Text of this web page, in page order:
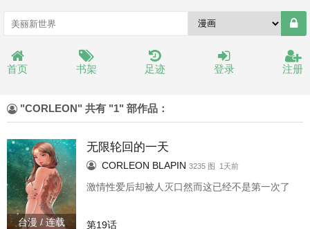
首页 书架 足迹 登录 注册
"CORLEON" 共有 "1" 部作品：
台漫 / 连载
无限轮回的一天
CORLEON BLAPIN 3235 图 1天前
激情性爱后却被人灭口然而这已经不是第一次了
第19话